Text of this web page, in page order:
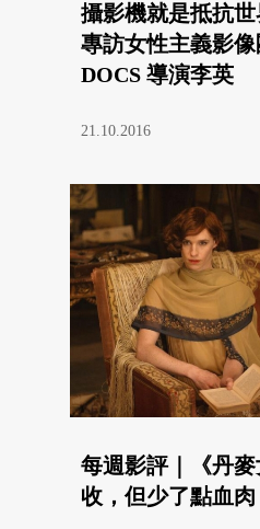
攝影機就是抵抗世
專訪女性主義影
DOCS 導演李英
21.10.2016
每週影評｜《丹
收，但少了點血肉